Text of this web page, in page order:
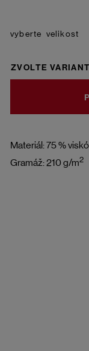
Materiál: 75 %
Gramáž: 210 g/m2
velikost
ZVOLTE